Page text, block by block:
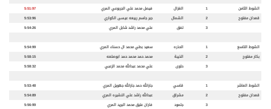
الشوط الثامن 1 الغزال فيصل محمد علي الجربوعي المري
5:51:97
قعدان مفتوح
2 الشمال جبر جاسم ربيعه عيسى الكواري
5:53:96
3
تفق علي محمد راشد شابل المري 5:54:26
الشوط التاسع 1 الحذره سعيد بطي محمد ال حسناء المري
5:54:99
بكار مفتوح
2 الذيبة محمد حمد محمد حمد ابوصلعه
5:58:15
3
حلوى علي محمد عبدالله محمد الزعبي 5:58:32
الشوط العاشر 1 قاسي جارالله حمد جارالله جهويل المري
5:53:48
قعدان مفتوح
2 مشراق عبدالله راشد علي النشيره المري
5:54:89
3
جلمود فاران عتيق محمد البريد المري 5:56:99